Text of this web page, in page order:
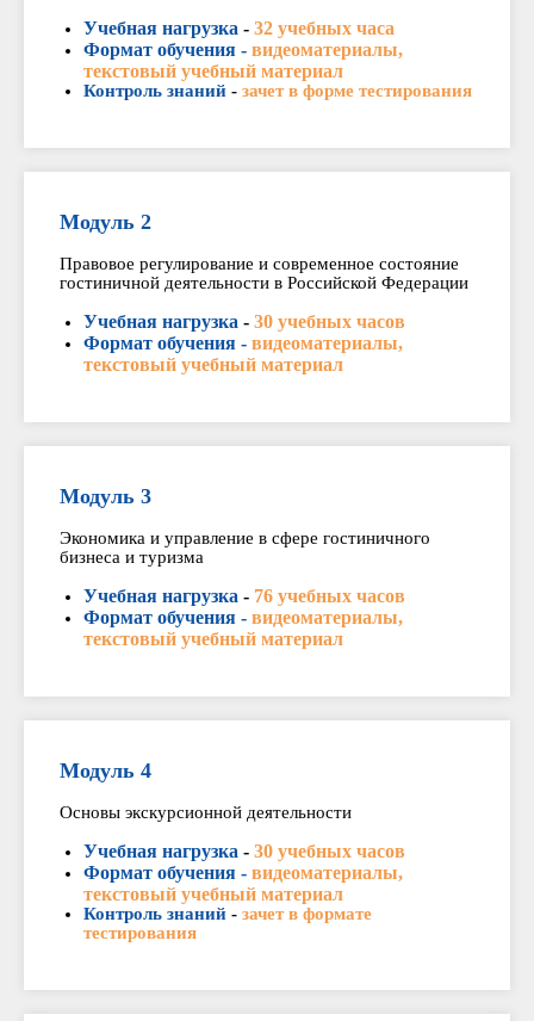
Учебная нагрузка - 32 учебных часа
Формат обучения - видеоматериалы,
текстовый учебный материал
Контроль знаний - зачет в форме тестирования
Модуль 2
Правовое регулирование и современное состояние
гостиничной деятельности в Российской Федерации
Учебная нагрузка - 30 учебных часов
Формат обучения - видеоматериалы,
текстовый учебный материал
Модуль 3
Экономика и управление в сфере гостиничного
бизнеса и туризма
Учебная нагрузка - 76 учебных часов
Формат обучения - видеоматериалы,
текстовый учебный материал
Модуль 4
Основы экскурсионной деятельности
Учебная нагрузка - 30 учебных часов
Формат обучения - видеоматериалы,
текстовый учебный материал
Контроль знаний - зачет в формате
тестирования